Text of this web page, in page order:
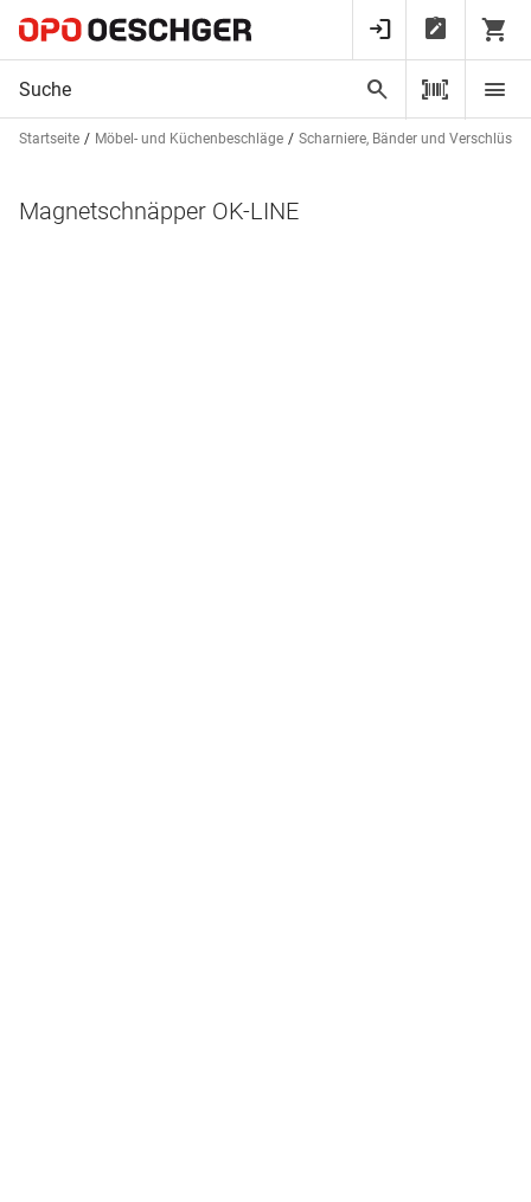
Startseite Möbel- und Küchenbeschläge Scharniere, Bänder und Verschlüsse
Magnetschnäpper OK-LINE